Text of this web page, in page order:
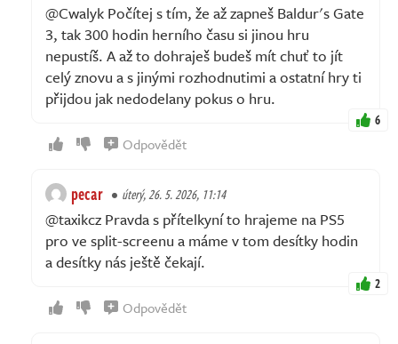
@Cwalyk Počítej s tím, že až zapneš Baldur's Gate
3, tak 300 hodin herního času si jinou hru
nepustíš. A až to dohraješ budeš mít chuť to jít
celý znovu a s jinými rozhodnutimi a ostatní hry ti
přijdou jak nedodelany pokus o hru.
6
Odpovědět
pecar úterý, 26. 5. 2026, 11:14
@taxikcz Pravda s přítelkyní to hrajeme na PS5
pro ve split-screenu a máme v tom desítky hodin
a desítky nás ještě čekají.
2
Odpovědět